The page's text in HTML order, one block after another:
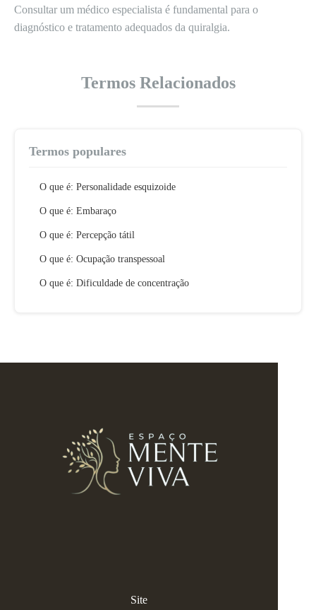
Consultar um médico especialista é fundamental para o
diagnóstico e tratamento adequados da quiralgia.
Termos Relacionados
Termos populares
O que é: Personalidade esquizoide
O que é: Embaraço
O que é: Percepção tátil
O que é: Ocupação transpessoal
O que é: Dificuldade de concentração
Site